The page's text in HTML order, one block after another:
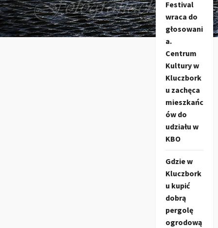
Festival
wraca do
głosowani
a.
Centrum
Kultury w
Kluczbork
u zachęca
mieszkańc
ów do
udziału w
KBO
Gdzie w
Kluczbork
u kupić
dobrą
pergolę
ogrodową